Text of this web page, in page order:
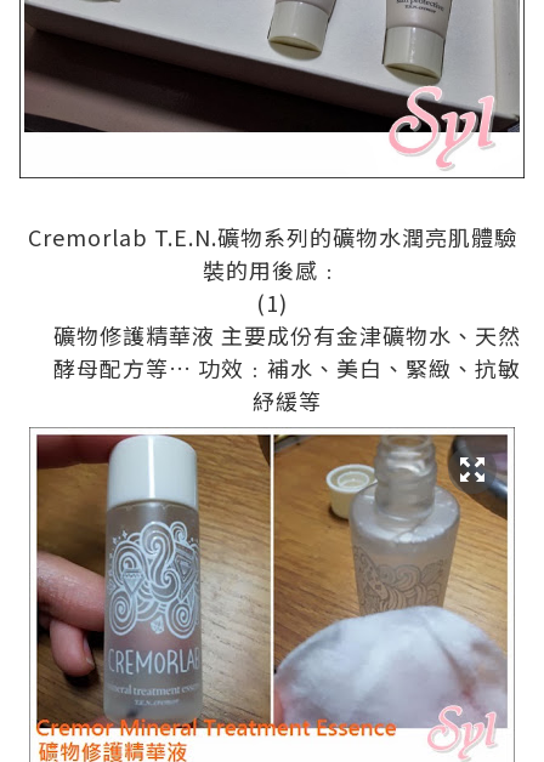
Cremorlab T.E.N.礦物系列的礦物水潤亮肌體驗
裝的用後感﹕
(1)
礦物修護精華液 主要成份有金津礦物水、天然
酵母配方等… 功效﹕補水、美白、緊緻、抗敏
紓緩等